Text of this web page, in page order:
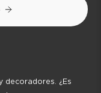
decoradores. ¿Es